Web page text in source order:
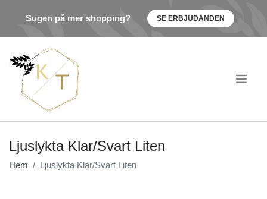
Sugen på mer shopping? SE ERBJUDANDEN
Ljuslykta Klar/Svart Liten
Hem Ljuslykta Klar/Svart Liten